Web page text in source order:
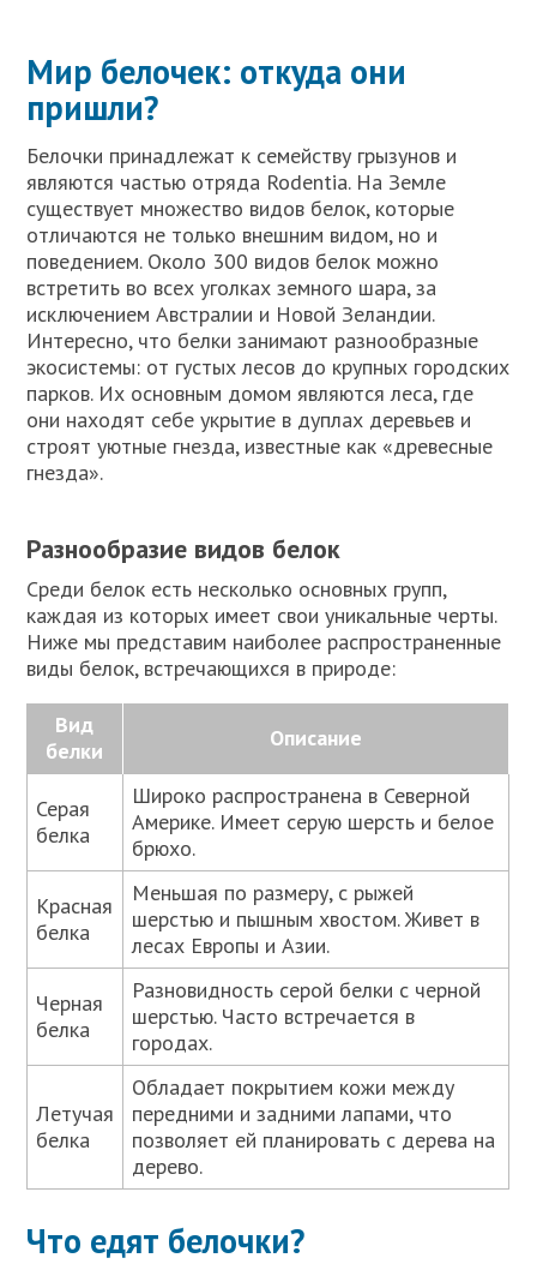
Мир белочек: откуда они
пришли?
Белочки принадлежат к семейству грызунов и
являются частью отряда Rodentia. На Земле
существует множество видов белок, которые
отличаются не только внешним видом, но и
поведением. Около 300 видов белок можно
встретить во всех уголках земного шара, за
исключением Австралии и Новой Зеландии.
Интересно, что белки занимают разнообразные
экосистемы: от густых лесов до крупных городских
парков. Их основным домом являются леса, где
они находят себе укрытие в дуплах деревьев и
строят уютные гнезда, известные как «древесные
гнезда».
Разнообразие видов белок
Среди белок есть несколько основных групп,
каждая из которых имеет свои уникальные черты.
Ниже мы представим наиболее распространенные
виды белок, встречающихся в природе:
Вид
белки
Описание
Серая
белка
Широко распространена в Северной
Америке. Имеет серую шерсть и белое
брюхо.
Красная
белка
Меньшая по размеру, с рыжей
шерстью и пышным хвостом. Живет в
лесах Европы и Азии.
Черная
белка
Разновидность серой белки с черной
шерстью. Часто встречается в
городах.
Летучая
белка
Обладает покрытием кожи между
передними и задними лапами, что
позволяет ей планировать с дерева на
дерево.
Что едят белочки?